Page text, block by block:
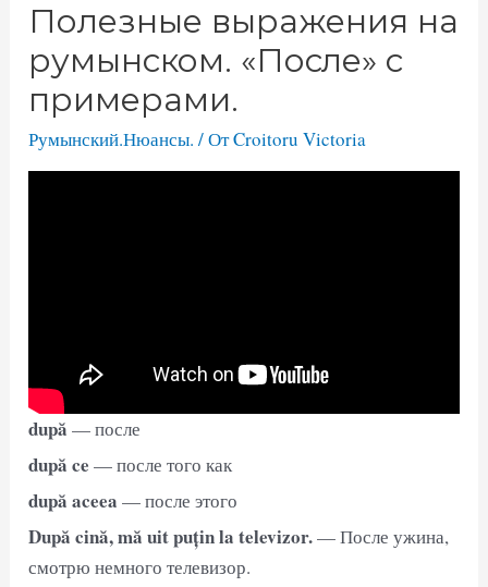
Полезные выражения на
румынском. «После» с
примерами.
Румынский.Нюансы. / ОтCroitoru Victoria
după — после
după ce — после того как
după aceea — после этого
După cină, mă uit puțin la televizor.— После ужина,
смотрю немного телевизор.